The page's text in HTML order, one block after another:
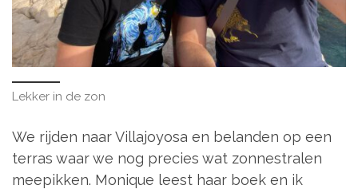
Lekker in de zon
We rijden naar Villajoyosa en belanden op een
terras waar we nog precies wat zonnestralen
meepikken. Monique leest haar boek en ik